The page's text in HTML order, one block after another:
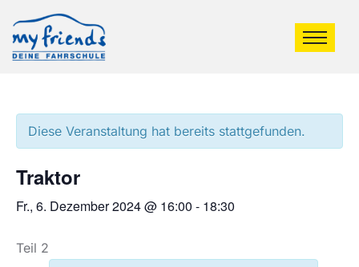
Diese Veranstaltung hat bereits stattgefunden.
Traktor
Fr., 6. Dezember 2024 @ 16:00 - 18:30
Teil 2